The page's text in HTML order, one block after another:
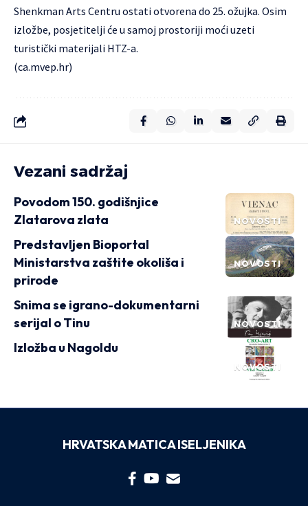
Shenkman Arts Centru ostati otvorena do 25. ožujka. Osim
izložbe, posjetitelji će u samoj prostoriji moći uzeti
turistički materijali HTZ-a.
(ca.mvep.hr)
Vezani sadržaj
NOVOSTI
Povodom 150. godišnjice
Zlatarova zlata
NOVOSTI
Predstavljen Bioportal
Ministarstva zaštite okoliša i
prirode
NOVOSTI
Snima se igrano-dokumentarni
serijal o Tinu
NOVOSTI
Izložba u Nagoldu
HRVATSKA MATICA ISELJENIKA